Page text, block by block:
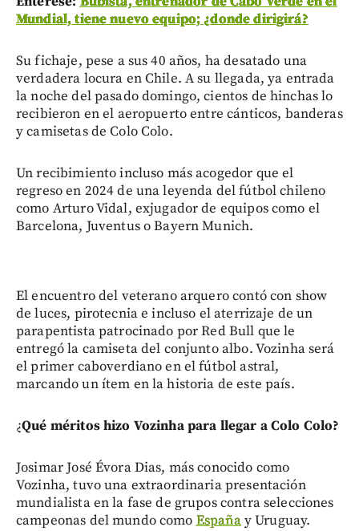
Mundial, tiene nuevo equipo; ¿donde dirigirá?
Su fichaje, pese a sus 40 años, ha desatado una
verdadera locura en Chile. A su llegada, ya entrada
la noche del pasado domingo, cientos de hinchas lo
recibieron en el aeropuerto entre cánticos, banderas
y camisetas de Colo Colo.
Un recibimiento incluso más acogedor que el
regreso en 2024 de una leyenda del fútbol chileno
como Arturo Vidal, exjugador de equipos como el
Barcelona, Juventus o Bayern Munich.
El encuentro del veterano arquero contó con show
de luces, pirotecnia e incluso el aterrizaje de un
parapentista patrocinado por Red Bull que le
entregó la camiseta del conjunto albo. Vozinha será
el primer caboverdiano en el fútbol astral,
marcando un ítem en la historia de este país.
¿Qué méritos hizo Vozinha para llegar a Colo Colo?
Josimar José Évora Dias, más conocido como
Vozinha, tuvo una extraordinaria presentación
mundialista en la fase de grupos contra selecciones
campeonas del mundo como Españay Uruguay.